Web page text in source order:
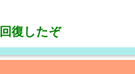
復したぞ